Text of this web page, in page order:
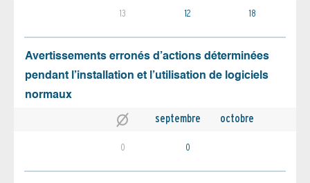
13 12 18
Avertissements erronés d’actions déterminées
pendant l’installation et l’utilisation de logiciels
normaux
septembre octobre
0 0